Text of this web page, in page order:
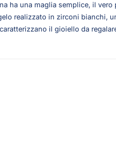
ha una maglia semplice, il
realizzato in zirconi
il gioiello da